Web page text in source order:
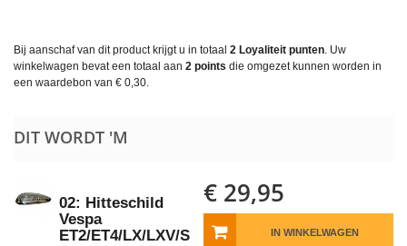
Bij aanschaf van dit product krijgt u in totaal 2 Loyaliteit punten. Uw
winkelwagen bevat een totaal aan 2 points die omgezet kunnen worden in
een waardebon van € 0,30.
DIT WORDT 'M
02: Hitteschild
Vespa
ET2/ET4/LX/LXV/S
€ 29,95
IN WINKELWAGEN